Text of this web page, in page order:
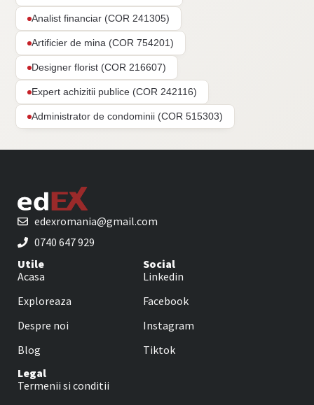
Analist financiar (COR 241305)
Artificier de mina (COR 754201)
Designer florist (COR 216607)
Expert achizitii publice (COR 242116)
Administrator de condominii (COR 515303)
edexromania@gmail.com
0740 647 929
Utile
Acasa
Exploreaza
Despre noi
Blog
Social
Linkedin
Facebook
Instagram
Tiktok
Legal
Termenii si conditii